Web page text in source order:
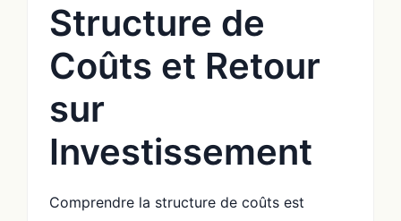
Structure de
Coûts et Retour
sur
Investissement
Comprendre la structure de coûts est